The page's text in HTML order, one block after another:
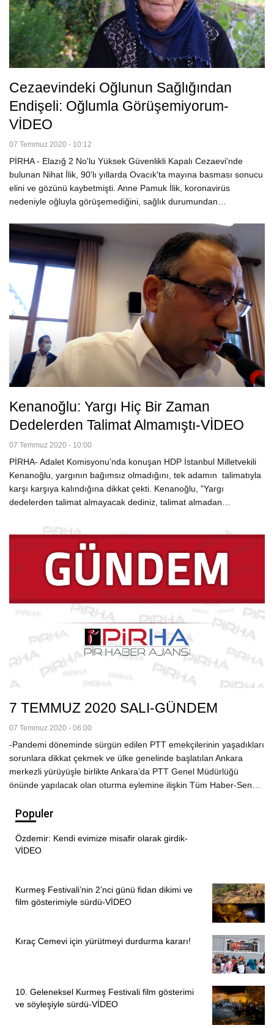
Cezaevindeki Oğlunun Sağlığından
Endişeli: Oğlumla Görüşemiyorum-
VİDEO
07 Temmuz 2020 - 10:12
PİRHA - Elazığ 2 No'lu Yüksek Güvenlikli Kapalı Cezaevi'nde
bulunan Nihat İlik, 90'lı yıllarda Ovacık'ta mayına basması sonucu
elini ve gözünü kaybetmişti. Anne Pamuk İlik, koronavirüs
nedeniyle oğluyla görüşemediğini, sağlık durumundan…
Kenanoğlu: Yargı Hiç Bir Zaman
Dedelerden Talimat Almamıştı-VİDEO
07 Temmuz 2020 - 10:00
PİRHA- Adalet Komisyonu'nda konuşan HDP İstanbul Milletvekili
Kenanoğlu, yargının bağımsız olmadığını, tek adamın talimatıyla
karşı karşıya kalındığına dikkat çekti. Kenanoğlu, "Yargı
dedelerden talimat almayacak dediniz, talimat almadan…
7 TEMMUZ 2020 SALI-GÜNDEM
07 Temmuz 2020 - 06:00
-Pandemi döneminde sürgün edilen PTT emekçilerinin yaşadıkları
sorunlara dikkat çekmek ve ülke genelinde başlatılan Ankara
merkezli yürüyüşle birlikte Ankara’da PTT Genel Müdürlüğü
önünde yapılacak olan oturma eylemine ilişkin Tüm Haber-Sen…
Populer
Özdemir: Kendi evimize misafir olarak girdik-
VİDEO
Kurmeş Festivali’nin 2’nci günü fidan dikimi ve
film gösterimiyle sürdü-VİDEO
Kıraç Cemevi için yürütmeyi durdurma kararı!
10. Geleneksel Kurmeş Festivali film gösterimi
ve söyleşiyle sürdü-VİDEO